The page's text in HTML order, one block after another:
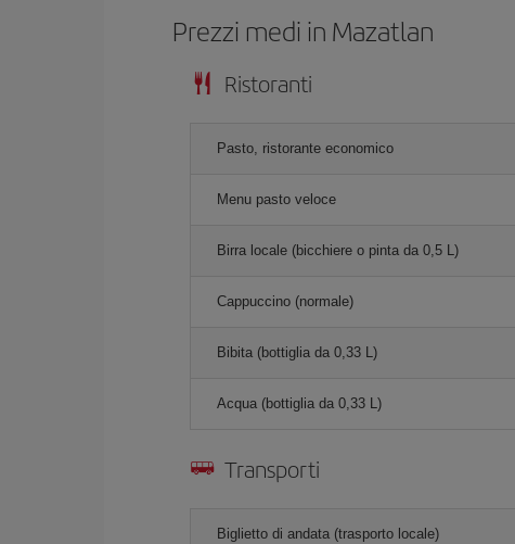
Prezzi medi in Mazatlan
Ristoranti
Pasto, ristorante economico
Menu pasto veloce
Birra locale (bicchiere o pinta da 0,5 L)
Cappuccino (normale)
Bibita (bottiglia da 0,33 L)
Acqua (bottiglia da 0,33 L)
Transporti
Biglietto di andata (trasporto locale)